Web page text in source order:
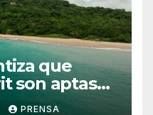
que
son aptas
PRENSA